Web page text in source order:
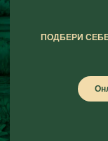
ПОДБЕРИ